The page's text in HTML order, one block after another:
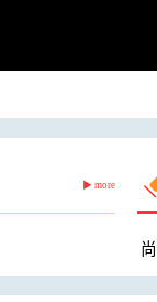
▶ more